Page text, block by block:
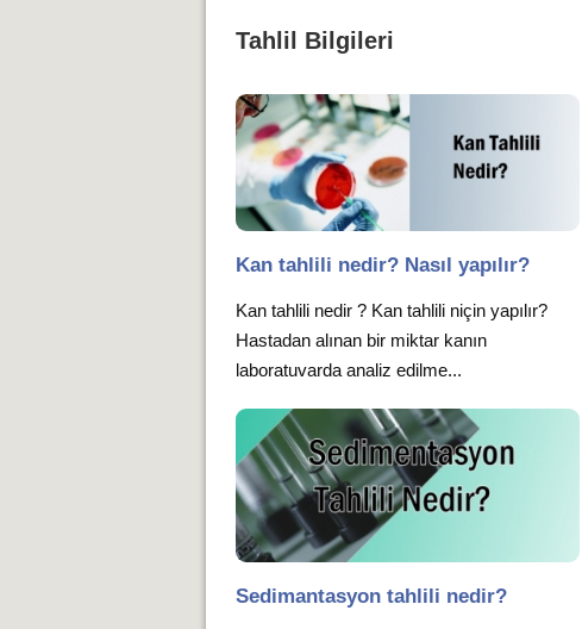
Tahlil Bilgileri
Kan tahlili nedir? Nasıl yapılır?
Kan tahlili nedir ? Kan tahlili niçin yapılır?
Hastadan alınan bir miktar kanın
laboratuvarda analiz edilme...
Sedimantasyon tahlili nedir?